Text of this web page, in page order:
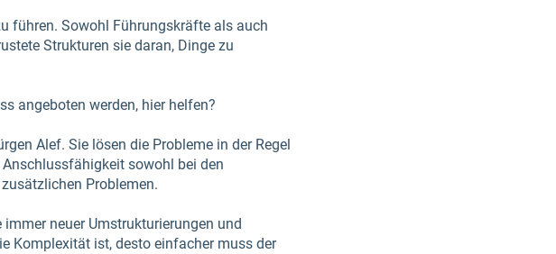
führen. Sowohl Führungskräfte als auch
Strukturen sie daran, Dinge zu
angeboten werden, hier helfen?
Alef. Sie lösen die Probleme in der Regel
sowohl bei den
Problemen.
neuer Umstrukturierungen und
Komplexität ist, desto einfacher muss der